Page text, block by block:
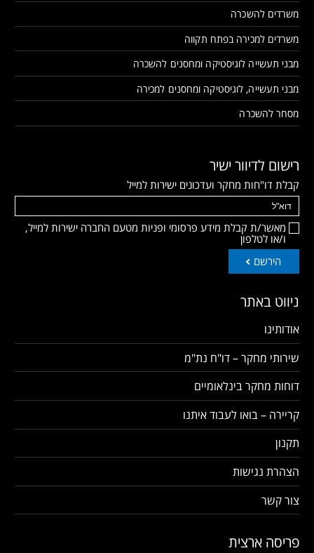
משרדים להשכרה
משרדים למכירה בפתח תקווה
מבני תעשייה לוגיסטיקה ומחסנים להשכרה
מבני תעשייה, לוגיסטיקה ומחסנים למכירה
מסחר להשכרה
רישום לדיוור ישיר
קבלת דו"חות מחקר ועדכונים ישירות למייל
מאשר/ת קבלת מידע פרסומי ופניות מטעם החברה ישירות למייל,
ו/או לטלפון
הירשם
ניווט באתר
אודותינו
שירותי מחקר – דו"ח נת"מ
דוחות מחקר בינלאומיים
קריירה – בואו לעבוד איתנו
תקנון
הצהרת נגישות
צור קשר
פריסה ארצית